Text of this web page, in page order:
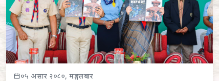
०५ असार २०८०, मङ्गलबार